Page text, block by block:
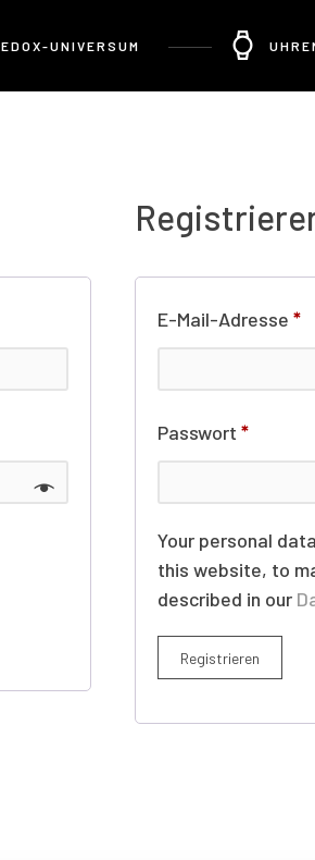
EDOX-UNIVERSUM
E-Mail-Adresse *
Passwort *
Your personal
this website, to
described in our
Registrieren